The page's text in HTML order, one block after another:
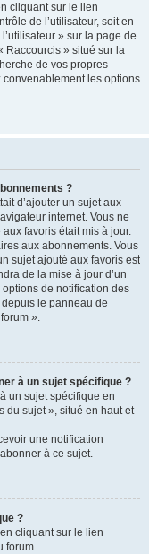
cliquant sur le lien
de l’utilisateur, soit en
» sur la page de
Raccourcis » situé sur la
de vos propres
les options
?
d’ajouter un sujet aux
internet. Vous ne
favoris était mis à jour.
aux abonnements. Vous
sujet ajouté aux favoris est
de la mise à jour d’un
de notification des
le panneau de
».
à un sujet spécifique ?
un sujet spécifique en
du sujet », situé en haut et
une notification
à ce sujet.
?
cliquant sur le lien
forum.